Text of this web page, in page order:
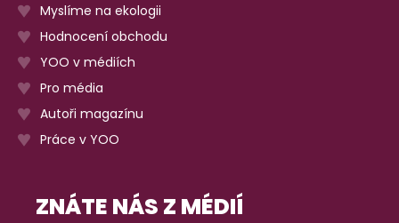
Myslíme na ekologii
Hodnocení obchodu
YOO v médiích
Pro média
Autoři magazínu
Práce v YOO
ZNÁTE NÁS Z MÉDIÍ